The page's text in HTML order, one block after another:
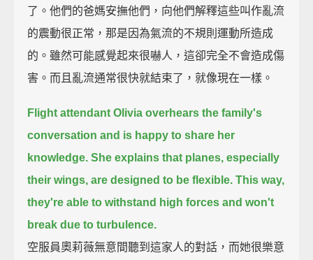
了。他們的爸媽安撫他們，向他們解釋這些叫作亂流
的震動很正常，那是因為氣流的不規則運動所造成
的。雖然可能感覺起來很嚇人，這卻完全不會造成傷
害。而且亂流通常很快就結束了，就像現在一樣。
Flight attendant Olivia overhears the family's
conversation and is happy to share her
knowledge. She explains that planes, especially
their wings, are designed to be flexible. This way,
they're able to withstand high forces and won't
break due to turbulence.
空服員奧莉薇無意間聽到這家人的對話，而她很樂意